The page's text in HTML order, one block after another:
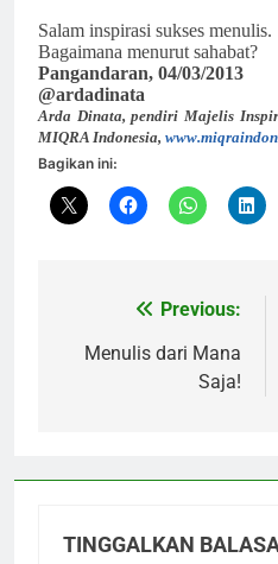
Salam inspirasi sukses menulis.
Bagaimana menurut sahabat?
Pangandaran, 04/03/2013
@ardadinata
Arda Dinata, pendiri Majelis
MIQRA Indonesia,
Bagikan ini:
Navigasi
pos
Previous:
Menulis dari Mana
Saja!
TINGGALKAN